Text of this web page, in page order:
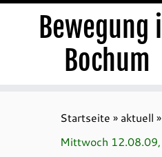
Bewegung
Bochum
Startseite » aktuell »
Mittwoch